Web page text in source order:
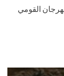
القومي